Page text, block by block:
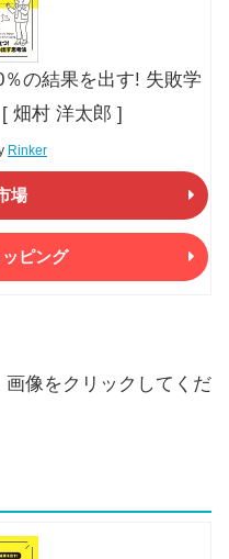
の結果を出す! 失敗学
畑村 洋太郎 ]
Rinker
場
ピング
像をクリックしてくだ